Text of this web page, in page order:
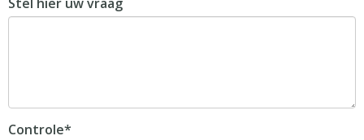
Controle*